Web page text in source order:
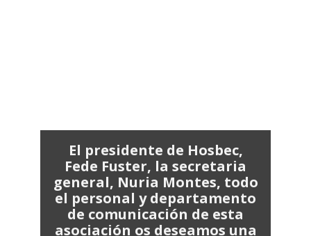
El presidente de Hosbec,
Fede Fuster, la secretaria
general, Nuria Montes, todo
el personal y departamento
de comunicación de esta
asociación os deseamos una